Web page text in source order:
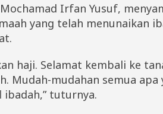
Irfan Yusuf,
yang telah menunaikan
haji. Selamat kembali ke
Mudah-mudahan semua apa
ibadah,” tuturnya.